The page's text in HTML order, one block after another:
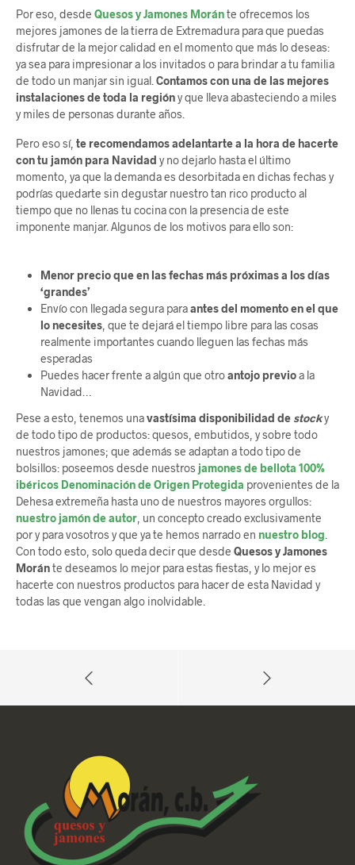
Por eso, desde Quesos y Jamones Moránte ofrecemos los
mejores jamones de la tierra de Extremadura para que puedas
disfrutar de la mejor calidad en el momento que más lo deseas:
ya sea para impresionar a los invitados o para brindar a tu familia
de todo un manjar sin igual. Contamos con una de las mejores
instalaciones de toda la regióny que lleva abasteciendo a miles
y miles de personas durante años.
Pero eso sí, te recomendamos adelantarte a la hora de hacerte
con tu jamón para Navidad y no dejarlo hasta el último
momento, ya que la demanda es desorbitada en dichas fechas y
podrías quedarte sin degustar nuestro tan rico producto al
tiempo que no llenas tu cocina con la presencia de este
imponente manjar. Algunos de los motivos para ello son:
Menor precio que en las fechas más próximas a los días
‘grandes’
Envío con llegada segura paraantes del momento en el que
lo necesites, que te dejará el tiempo libre para las cosas
realmente importantes cuando lleguen las fechas más
esperadas
Puedes hacer frente a algún que otroantojo previoa la
Navidad…
Pese a esto, tenemos unavastísima disponibilidad de stocky
de todo tipo de productos: quesos, embutidos, y sobre todo
nuestros jamones; que además se adaptan a todo tipo de
bolsillos: poseemos desde nuestros jamones de bellota 100%
ibéricos Denominación de Origen Protegida provenientes de la
Dehesa extremeña hasta uno de nuestros mayores orgullos:
nuestro jamón de autor , un concepto creado exclusivamente
por y para vosotros y que ya te hemos narrado en nuestro blog
Con todo esto, solo queda decir que desde Quesos y Jamones
Moránte deseamos lo mejor para estas fiestas, y lo mejor es
hacerte con nuestros productos para hacer de esta Navidad y
todas las que vengan algo inolvidable.